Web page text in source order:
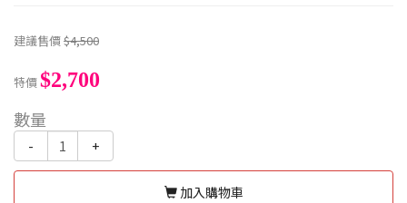
建議售價$4,500
特價$2,700
數量
- +
加入購物車